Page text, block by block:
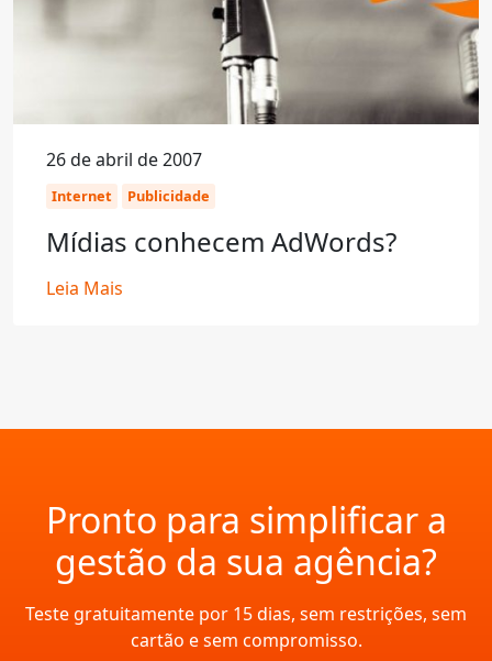
26 de abril de 2007
Internet Publicidade
Mídias conhecem AdWords?
Leia Mais
Pronto para simplificar a
gestão da sua agência?
Teste gratuitamente por 15 dias, sem restrições, sem
cartão e sem compromisso.